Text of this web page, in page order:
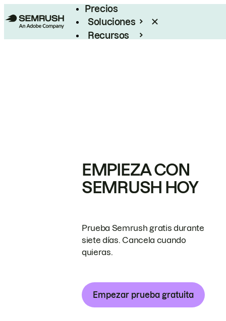
Precios
Soluciones
Recursos
EMPIEZA CON
SEMRUSH HOY
Prueba Semrush gratis durante
siete días. Cancela cuando
quieras.
Empezar prueba gratuita